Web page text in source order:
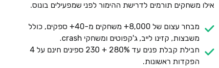
אילו משחקים תורמים לדרישת ההימור לפני שמפעילים בונוס.
מבחר עצום של 8,000+ משחקים מ-40+ ספקים, כולל
משבצות, קזינו לייב, ג'קפוטים ומשחקי crash.
חבילת קבלת פנים עד 280% + 230 ספינים חינם על 4
הפקדות ראשונות.